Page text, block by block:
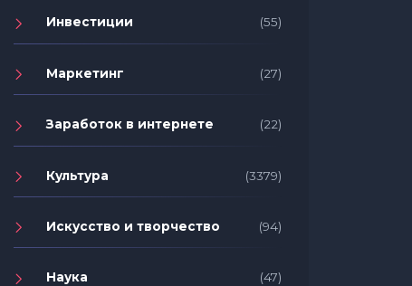
Инвестиции (55)
Маркетинг (27)
Заработок в интернете (22)
Культура (3379)
Искусство и творчество (94)
Наука (47)